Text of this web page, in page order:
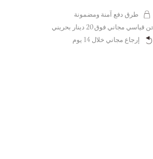
طرق دفع آمنة ومضمونة
مجاني فوق 20 دينار بحريني
إرجاع مجاني خلال 14 يوم